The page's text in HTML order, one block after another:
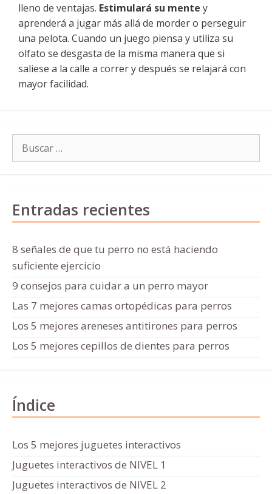
lleno de ventajas. Estimulará su mente y
aprenderá a jugar más allá de morder o perseguir
una pelota. Cuando un juego piensa y utiliza su
olfato se desgasta de la misma manera que si
saliese a la calle a correr y después se relajará con
mayor facilidad.
Buscar:
Entradas recientes
8 señales de que tu perro no está haciendo
suficiente ejercicio
9 consejos para cuidar a un perro mayor
Las 7 mejores camas ortopédicas para perros
Los 5 mejores areneses antitirones para perros
Los 5 mejores cepillos de dientes para perros
Índice
Los 5 mejores juguetes interactivos
Juguetes interactivos de NIVEL 1
Juguetes interactivos de NIVEL 2